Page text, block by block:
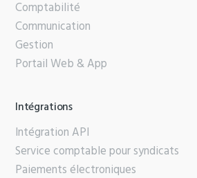
Comptabilité
Communication
Gestion
Portail Web & App
Intégrations
Intégration API
Service comptable pour syndicats
Paiements électroniques